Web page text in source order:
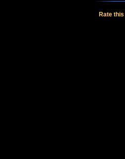
Rate